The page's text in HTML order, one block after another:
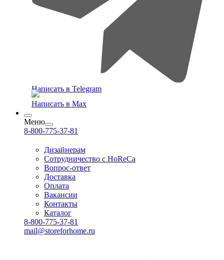
Написать в Telegram
Написать в Max
Меню
8-800-775-37-81
Дизайнерам
Сотрудничество с HoReCa
Вопрос-ответ
Доставка
Оплата
Вакансии
Контакты
Каталог
8-800-775-37-81
mail@storeforhome.ru